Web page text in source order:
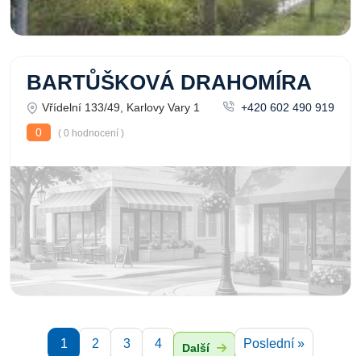
BARTŮŠKOVÁ DRAHOMÍRA
Vřídelní 133/49, Karlovy Vary 1
+420 602 490 919
0
( 0 hodnocení )
1 2 3 4 Další Poslední »